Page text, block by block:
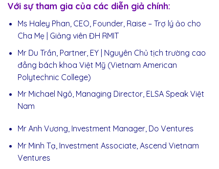
Với sự tham gia của các diễn giả chính:
Ms Haley Phan, CEO, Founder, Raise – Trợ lý ảo cho
Cha Mẹ | Giảng viên ĐH RMIT
Mr Du Trần, Partner, EY | Nguyên Chủ tịch trường cao
đẳng bách khoa Việt Mỹ (Vietnam American
Polytechnic College)
Mr Michael Ngô, Managing Director, ELSA Speak Việt
Nam
Mr Anh Vương, Investment Manager, Do Ventures
Mr Minh Tạ, Investment Associate, Ascend Vietnam
Ventures